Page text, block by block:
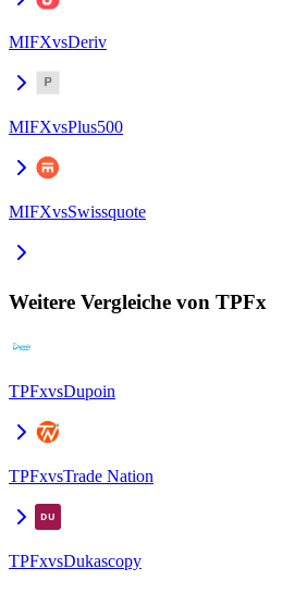
MIFXvsDeriv
MIFXvsPlus500
MIFXvsSwissquote
Weitere Vergleiche von TPFx
TPFxvsDupoin
TPFxvsTrade Nation
TPFxvsDukascopy